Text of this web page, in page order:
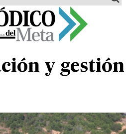
y gestión